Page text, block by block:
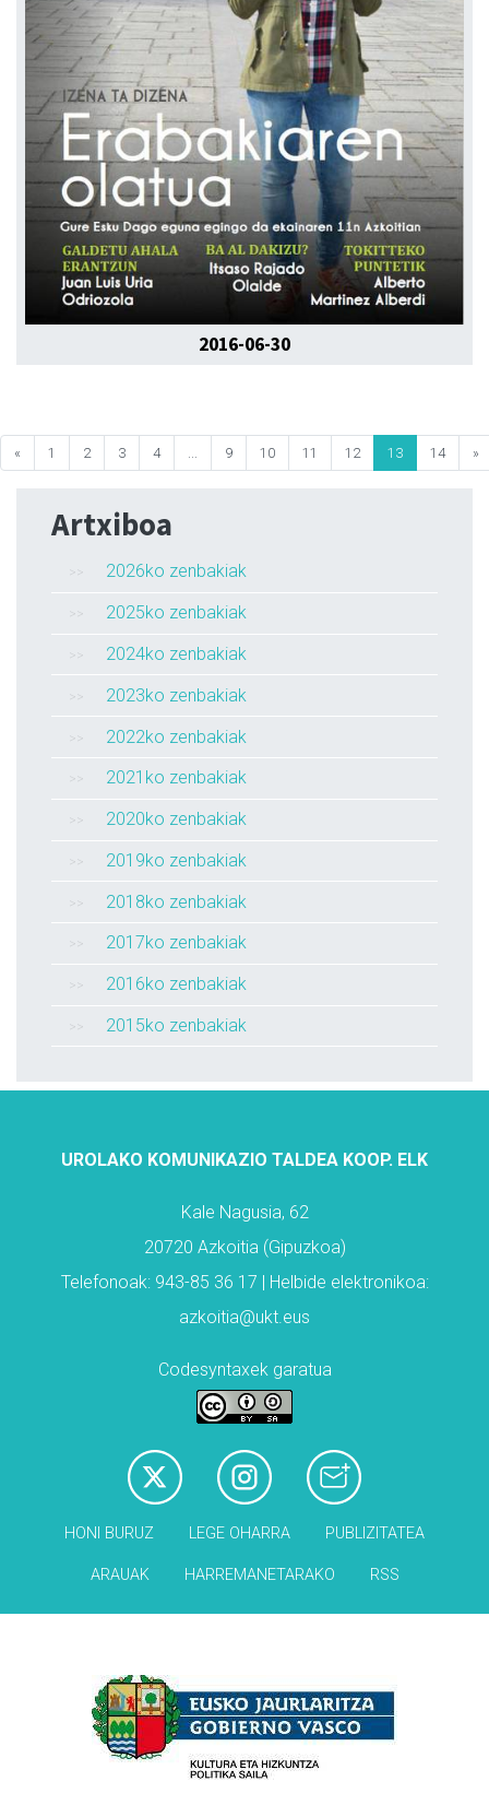
2016-06-30
« 1 2 3 4 ... 9 10 11 12 13 14 »
Artxiboa
2026ko zenbakiak
2025ko zenbakiak
2024ko zenbakiak
2023ko zenbakiak
2022ko zenbakiak
2021ko zenbakiak
2020ko zenbakiak
2019ko zenbakiak
2018ko zenbakiak
2017ko zenbakiak
2016ko zenbakiak
2015ko zenbakiak
UROLAKO KOMUNIKAZIO TALDEA KOOP. ELK
Kale Nagusia, 62
20720 Azkoitia (Gipuzkoa)
Telefonoak: 943-85 36 17 | Helbide elektronikoa:
azkoitia@ukt.eus
Codesyntaxek garatua
HONI BURUZ LEGE OHARRA PUBLIZITATEA
ARAUAK HARREMANETARAKO RSS